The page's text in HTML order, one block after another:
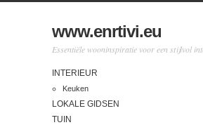
www.enrtivi.eu
Essentiële wooninspiratie voor een stijlvol
INTERIEUR
Keuken
LOKALE GIDSEN
TUIN